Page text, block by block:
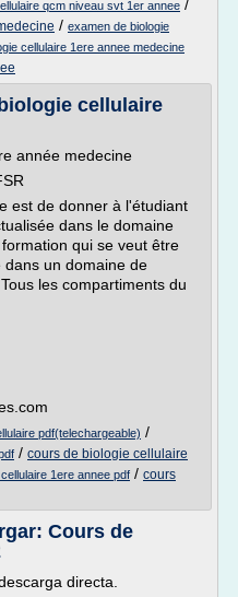
qcm niveau svt 1er annee /
/ examen de biologie
cellulaire 1ere annee medecine
cellulaire
année medecine
est de donner à l'étudiant
dans le domaine
qui se veut être
dans un domaine de
les compartiments du
pdf(telechargeable) /
/ cours de biologie cellulaire
1ere annee pdf / cours
Cours de
directa.